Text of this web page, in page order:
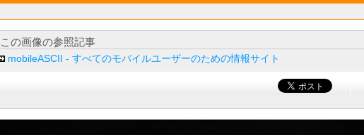
この画像の参照記事
mobileASCII - すべてのモバイルユーザーのための情報サイト